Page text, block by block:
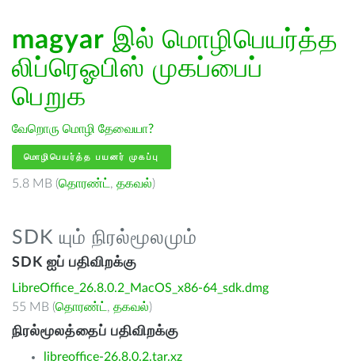
magyar இல் மொழிபெயர்த்த
லிப்ரெஓபிஸ் முகப்பைப்
பெறுக
வேறொரு மொழி தேவையா?
மொழிபெயர்த்த பயனர் முகப்பு
5.8 MB (தொரண்ட் , தகவல்)
SDK யும் நிரல்மூலமும்
SDK ஐப் பதிவிறக்கு
LibreOffice_26.8.0.2_MacOS_x86-64_sdk.dmg
55 MB (தொரண்ட் , தகவல்)
நிரல்மூலத்தைப் பதிவிறக்கு
libreoffice-26.8.0.2.tar.xz